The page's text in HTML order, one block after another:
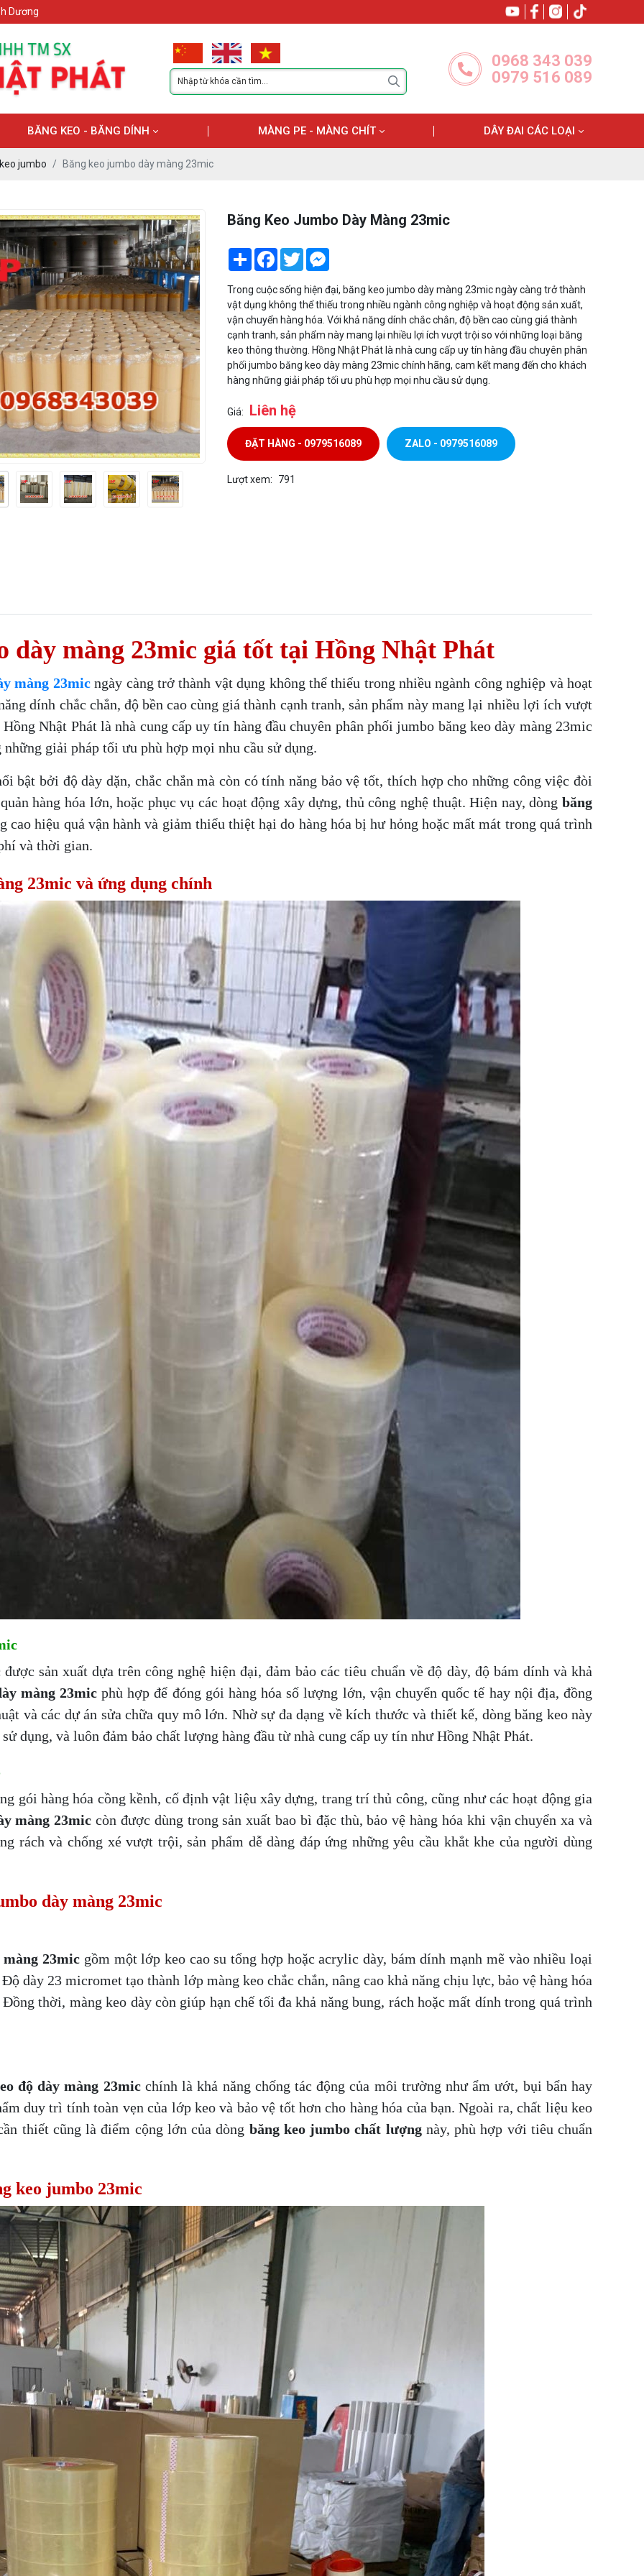
Dương
0968 343 039
0979 516 089
BĂNG KEO - BĂNG DÍNH MÀNG PE - MÀNG CHÍT DÂY ĐAI CÁC LOẠI
jumbo Băng keo jumbo dày màng 23mic
Băng Keo Jumbo Dày Màng 23mic
ShareFacebook
TwitterMessenger
Trong cuộc sống hiện đại, băng keo jumbo dày màng 23mic ngày càng trở thành
vật dụng không thể thiếu trong nhiều ngành công nghiệp và hoạt động sản xuất,
vận chuyển hàng hóa. Với khả năng dính chắc chắn, độ bền cao cùng giá thành
cạnh tranh, sản phẩm này mang lại nhiều lợi ích vượt trội so với những loại băng
keo thông thường. Hồng Nhật Phát là nhà cung cấp uy tín hàng đầu chuyên phân
phối jumbo băng keo dày màng 23mic chính hãng, cam kết mang đến cho khách
hàng những giải pháp tối ưu phù hợp mọi nhu cầu sử dụng.
Giá: Liên hệ
ĐẶT HÀNG - 0979516089 ZALO - 0979516089
Lượt xem: 791
dày màng 23mic giá tốt tại Hồng Nhật Phát
màng 23micngày càng trở thành vật dụng không thể thiếu trong nhiều ngành công nghiệp và hoạt
dính chắc chắn, độ bền cao cùng giá thành cạnh tranh, sản phẩm này mang lại nhiều lợi ích vượt
Nhật Phát là nhà cung cấp uy tín hàng đầu chuyên phân phối jumbo băng keo dày màng 23mic
giải pháp tối ưu phù hợp mọi nhu cầu sử dụng.
bật bởi độ dày dặn, chắc chắn mà còn có tính năng bảo vệ tốt, thích hợp cho những công việc đòi
hàng hóa lớn, hoặc phục vụ các hoạt động xây dựng, thủ công nghệ thuật. Hiện nay, dòng băng
cao hiệu quả vận hành và giảm thiểu thiệt hại do hàng hóa bị hư hỏng hoặc mất mát trong quá trình
và thời gian.
23mic và ứng dụng chính
được sản xuất dựa trên công nghệ hiện đại, đảm bảo các tiêu chuẩn về độ dày, độ bám dính và khả
màng 23micphù hợp để đóng gói hàng hóa số lượng lớn, vận chuyển quốc tế hay nội địa, đồng
và các dự án sửa chữa quy mô lớn. Nhờ sự đa dạng về kích thước và thiết kế, dòng băng keo này
dụng, và luôn đảm bảo chất lượng hàng đầu từ nhà cung cấp uy tín như Hồng Nhật Phát.
gói hàng hóa cồng kềnh, cố định vật liệu xây dựng, trang trí thủ công, cũng như các hoạt động gia
màng 23mic còn được dùng trong sản xuất bao bì đặc thù, bảo vệ hàng hóa khi vận chuyển xa và
rách và chống xé vượt trội, sản phẩm dễ dàng đáp ứng những yêu cầu khắt khe của người dùng
dày màng 23mic
23mic gồm một lớp keo cao su tổng hợp hoặc acrylic dày, bám dính mạnh mẽ vào nhiều loại
dày 23 micromet tạo thành lớp màng keo chắc chắn, nâng cao khả năng chịu lực, bảo vệ hàng hóa
thời, màng keo dày còn giúp hạn chế tối đa khả năng bung, rách hoặc mất dính trong quá trình
độ dày màng 23micchính là khả năng chống tác động của môi trường như ẩm ướt, bụi bẩn hay
duy trì tính toàn vẹn của lớp keo và bảo vệ tốt hơn cho hàng hóa của bạn. Ngoài ra, chất liệu keo
thiết cũng là điểm cộng lớn của dòng băng keo jumbo chất lượngnày, phù hợp với tiêu chuẩn
keo jumbo 23mic